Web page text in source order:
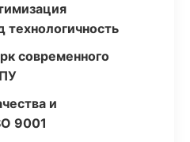
технологичность
современного
и
9001